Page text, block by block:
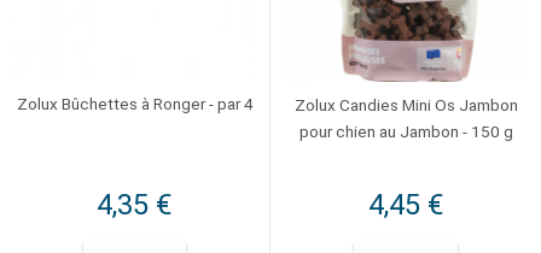
Zolux Bûchettes à Ronger - par 4
4,35 €
Zolux Candies Mini Os Jambon
pour chien au Jambon - 150 g
4,45 €